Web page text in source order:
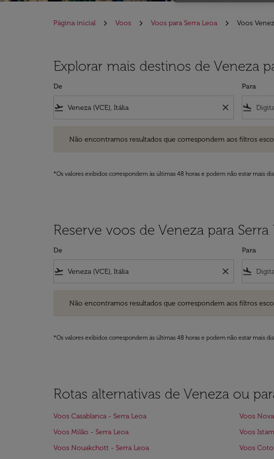
Página inicial Voos Voos para Serra Leoa Voos
Explorar mais destinos de Veneza
De
flight_takeoff close
Para
flight_land
Não encontramos resultados que correspondem aos filtros
*Os valores exibidos correspondem às últimas 48 horas e podem não estar mais
Reserve voos de Veneza para Serra
De
flight_takeoff close
Para
flight_land
Não encontramos resultados que correspondem aos filtros
*Os valores exibidos correspondem às últimas 48 horas e podem não estar mais
Rotas alternativas de Veneza ou
Voos Casablanca - Serra Leoa Voos
Voos Milão - Serra Leoa
Voos
Voos Nouakchott - Serra Leoa
Voos